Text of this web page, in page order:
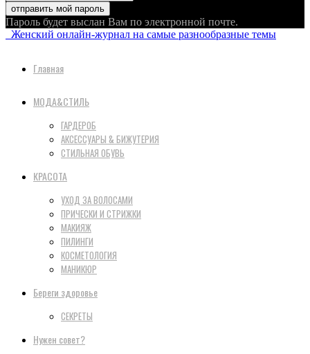
Пароль будет выслан Вам по электронной почте.
Женский онлайн-журнал на самые разнообразные темы
Главная
МОДА&СТИЛЬ
ГАРДЕРОБ
АКСЕССУАРЫ & БИЖУТЕРИЯ
СТИЛЬНАЯ ОБУВЬ
КРАСОТА
УХОД ЗА ВОЛОСАМИ
ПРИЧЕСКИ И СТРИЖКИ
МАКИЯЖ
ПИЛИНГИ
КОСМЕТОЛОГИЯ
МАНИКЮР
Береги здоровье
СЕКРЕТЫ
Нужен совет?